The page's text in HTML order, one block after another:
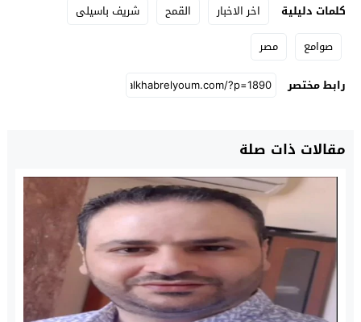
كلمات دليلية اخر الاخبار القمح
شريف باسيلى
صوامع
مصر
رابط مختصر
مقالات ذات صلة